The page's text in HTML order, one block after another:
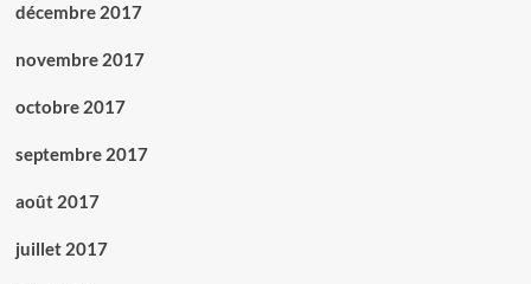
décembre 2017
novembre 2017
octobre 2017
septembre 2017
août 2017
juillet 2017